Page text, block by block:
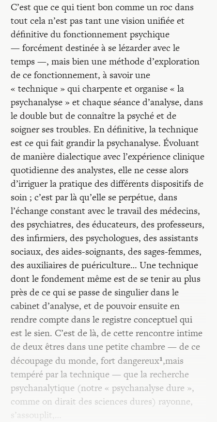
Mon panier
Mon compte
C’est que ce qui tient bon comme un roc dans
tout cela n’est pas tant une vision unifiée et
définitive du fonctionnement psychique
— forcément destinée à se lézarder avec le
temps —, mais bien une méthode d’exploration
de ce fonctionnement, à savoir une
« technique » qui charpente et organise « la
psychanalyse » et chaque séance d’analyse, dans
le double but de connaître la psyché et de
soigner ses troubles. En définitive, la technique
est ce qui fait grandir la psychanalyse. Évoluant
de manière dialectique avec l’expérience clinique
quotidienne des analystes, elle ne cesse alors
d’irriguer la pratique des différents dispositifs de
soin ; c’est par là qu’elle se perpétue, dans
l’échange constant avec le travail des médecins,
des psychiatres, des éducateurs, des professeurs,
des infirmiers, des psychologues, des assistants
sociaux, des aides-soignants, des sages-femmes,
des auxiliaires de puériculture… Une technique
dont le fondement même est de se tenir au plus
près de ce qui se passe de singulier dans le
cabinet d’analyse, et de pouvoir ensuite en
rendre compte dans le registre conceptuel qui
est le sien. C’est de là, de cette rencontre intime
de deux êtres dans une petite chambre — de ce
découpage du monde, fort dangereux¹,mais
tempéré par la technique — que la recherche
psychanalytique (notre « psychanalyse dure »,
comme on dirait des sciences dures) rayonne,
s’assouplit,…